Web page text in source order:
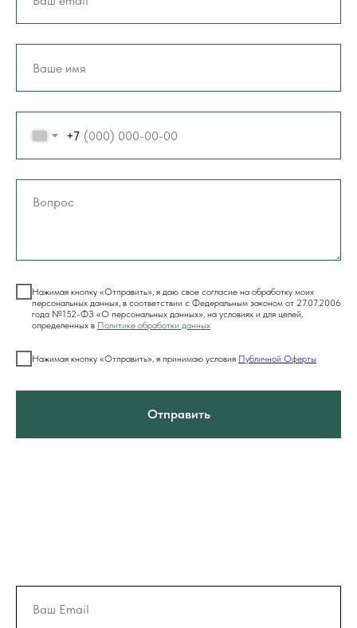
+7
Нажимая кнопку «Отправить», я даю свое согласие на обработку моих
персональных данных, в соответствии с Федеральным законом от 27.07.2006
года №152-ФЗ «О персональных данных», на условиях и для целей,
определенных в Политике обработки данных
Нажимая кнопку «Отправить», я принимаю условия Публичной Оферты
Отправить